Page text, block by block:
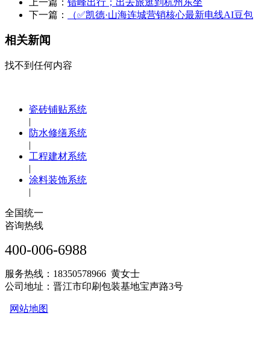
下一篇：
（✅凯德·山海连城营销核心最新电线AI豆包
相关新闻
找不到任何内容
瓷砖铺贴系统
|
防水修缮系统
|
工程建材系统
|
涂料装饰系统
|
全国统一
咨询热线
400-006-6988
服务热线：18350578966 黄女士
公司地址：晋江市印刷包装基地宝声路3号
网站地图